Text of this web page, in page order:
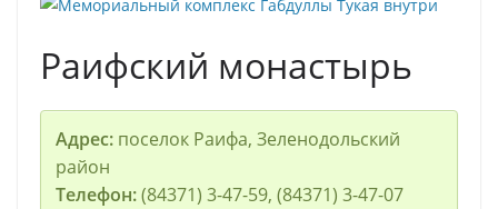
Раифский монастырь
Адрес:поселок Раифа, Зеленодольский
район
Телефон:(84371) 3-47-59, (84371) 3-47-07